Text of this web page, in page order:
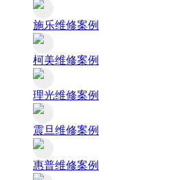
施乐维修案例
柯美维修案例
理光维修案例
震旦维修案例
惠普维修案例